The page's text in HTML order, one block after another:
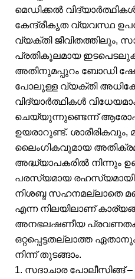
മെഡിക്കൽ
കേന്ദ്രീകൃത വ്യവസ്ഥ
വ്യക്തി ജീവിതത്തിലും,
പ്രതികൂലമായ
അതിനുമപ്പുറം ബോഡി
പോലുള്ള വ്യക്തി
വിദ്യാർത്ഥികൾ
ചെയ്യുന്നുണ്ടെന്ന്
ഉയരാറുണ്ട്. ശാരീരികവും,
ലൈംഗികവുമായ
അദ്ധ്യാപകരിൽ നിന്നും
പരസ്യമായ രഹസ്യമായി
നിശബ്ദ സഹനമല്ലാതെ
എന്ന നിലയിലാണ്
അനഭലഷണീയ
ഒറ്റപ്പെട്ടതല്ലാത്ത
നിന്ന് തുടങ്ങാം.
1. സദാചാര പോലീസിങ്ങ്